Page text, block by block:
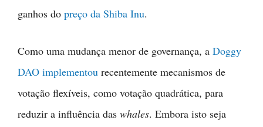
ganhos do preço da Shiba Inu.
Como uma mudança menor de governança, a Doggy
DAO implementou recentemente mecanismos de
votação flexíveis, como votação quadrática, para
reduzir a influência das whales. Embora isto seja